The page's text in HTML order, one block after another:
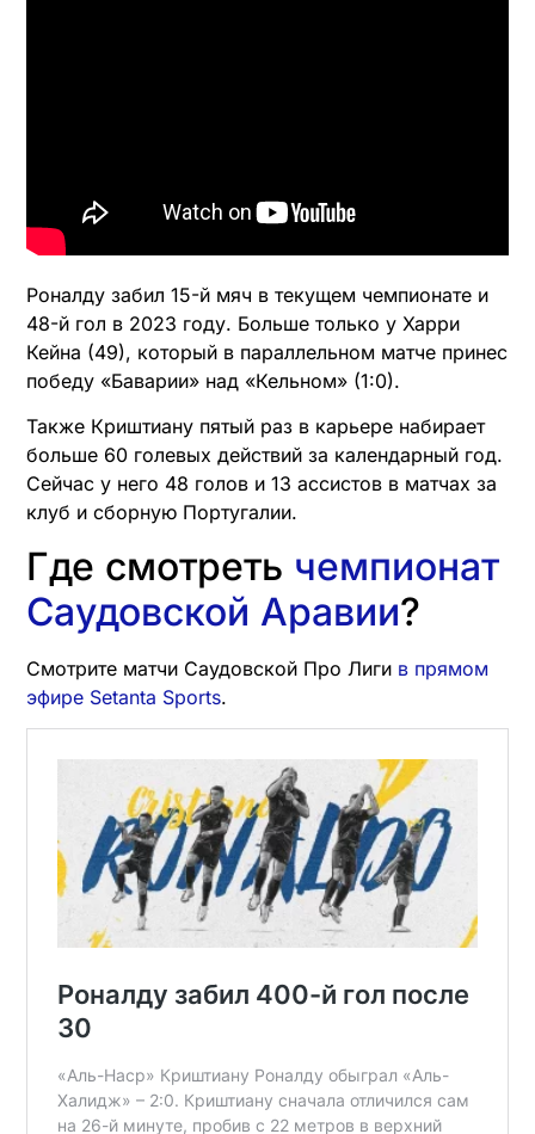
Роналду забил 15-й мяч в текущем чемпионате и
48-й гол в 2023 году. Больше только у Харри
Кейна (49), который в параллельном матче принес
победу «Баварии» над «Кельном» (1:0).
Также Криштиану пятый раз в карьере набирает
больше 60 голевых действий за календарный год.
Сейчас у него 48 голов и 13 ассистов в матчах за
клуб и сборную Португалии.
Где смотреть чемпионат
Саудовской Аравии?
Смотрите матчи Саудовской Про Лиги в прямом
эфире Setanta Sports.